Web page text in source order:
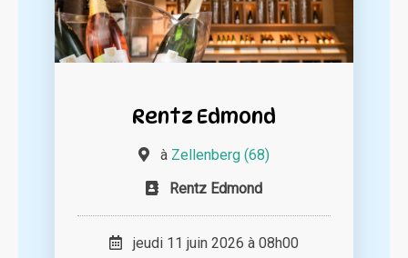
Rentz Edmond
à Zellenberg (68)
Rentz Edmond
jeudi 11 juin 2026 à 08h00